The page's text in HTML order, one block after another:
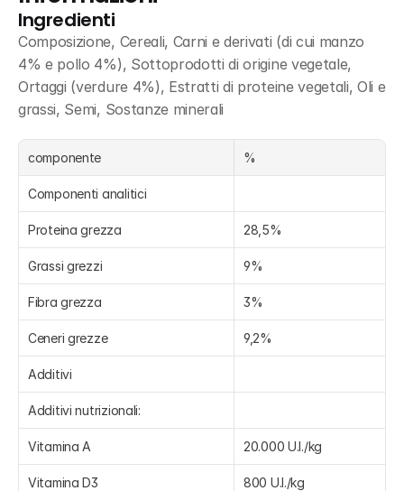
Ingredienti
Composizione, Cereali, Carni e derivati (di cui manzo
4% e pollo 4%), Sottoprodotti di origine vegetale,
Ortaggi (verdure 4%), Estratti di proteine vegetali, Oli e
grassi, Semi, Sostanze minerali
componente %
Componenti analitici
Proteina grezza 28,5%
Grassi grezzi 9%
Fibra grezza 3%
Ceneri grezze 9,2%
Additivi
Additivi nutrizionali:
Vitamina A 20.000 U.I./kg
Vitamina D3 800 U.I./kg